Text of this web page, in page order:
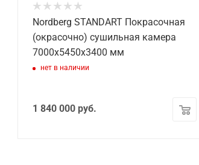
Nordberg STANDART Покрасочная
(окрасочно) сушильная камера
7000х5450х3400 мм
нет в наличии
1 840 000 руб.